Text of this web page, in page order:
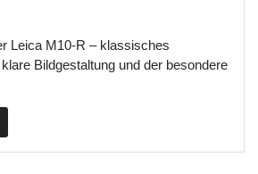
Leica M10-R – klassisches
Bildgestaltung und der besondere